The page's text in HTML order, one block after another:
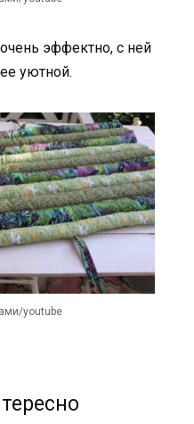
эффектно, с ней
уютной.
youtube